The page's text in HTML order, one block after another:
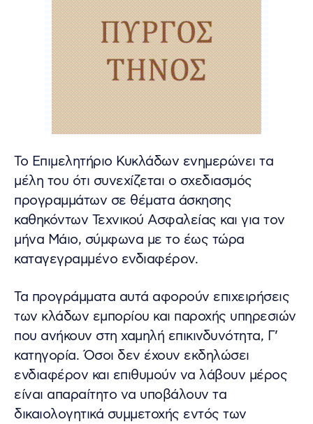
Το Επιμελητήριο Κυκλάδων ενημερώνει τα
μέλη του ότι συνεχίζεται ο σχεδιασμός
προγραμμάτων σε θέματα άσκησης
καθηκόντων Τεχνικού Ασφαλείας και για τον
μήνα Μάιο, σύμφωνα με το έως τώρα
καταγεγραμμένο ενδιαφέρον.
Τα προγράμματα αυτά αφορούν επιχειρήσεις
των κλάδων εμπορίου και παροχής υπηρεσιών
που ανήκουν στη χαμηλή επικινδυνότητα, Γ’
κατηγορία. Όσοι δεν έχουν εκδηλώσει
ενδιαφέρον και επιθυμούν να λάβουν μέρος
είναι απαραίτητο να υποβάλουν τα
δικαιολογητικά συμμετοχής εντός των